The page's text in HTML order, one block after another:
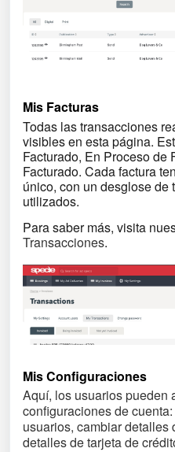
Mis Facturas
Todas las transacciones
visibles en esta página.
Facturado, En Proceso de
Facturado. Cada factura
único, con un desglose de
utilizados.
Para saber más, visita
Transacciones.
Mis Configuraciones
Aquí, los usuarios pueden
configuraciones de
usuarios, cambiar detalles
detalles de tarjeta de